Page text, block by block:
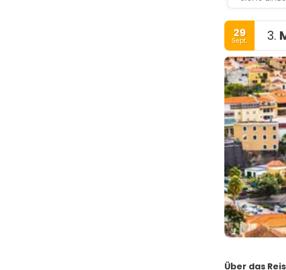
29
Sept. 3.
Über das